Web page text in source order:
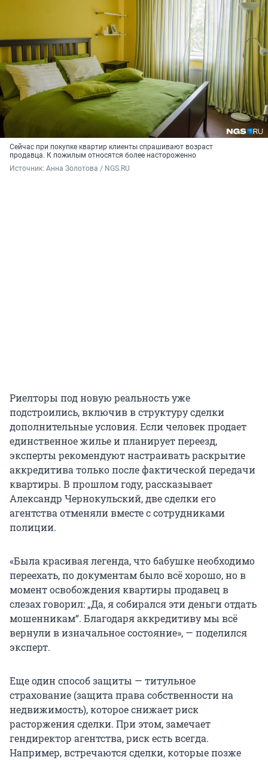
Сейчас при покупке квартир клиенты спрашивают возраст
продавца. К пожилым относятся более настороженно
Источник: Анна Золотова / NGS.RU
Риелторы под новую реальность уже
подстроились, включив в структуру сделки
дополнительные условия. Если человек продает
единственное жилье и планирует переезд,
эксперты рекомендуют настраивать раскрытие
аккредитива только после фактической передачи
квартиры. В прошлом году, рассказывает
Александр Чернокульский, две сделки его
агентства отменяли вместе с сотрудниками
полиции.
«Была красивая легенда, что бабушке необходимо
переехать, по документам было всё хорошо, но в
момент освобождения квартиры продавец в
слезах говорил: „Да, я собирался эти деньги отдать
мошенникам“. Благодаря аккредитиву мы всё
вернули в изначальное состояние», — поделился
эксперт.
Еще один способ защиты — титульное
страхование (защита права собственности на
недвижимость), которое снижает риск
расторжения сделки. При этом, замечает
гендиректор агентства, риск есть всегда.
Например, встречаются сделки, которые позже